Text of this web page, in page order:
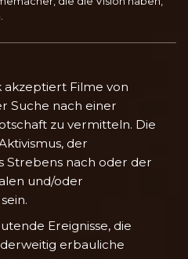
akzeptiert Filme von
Suche nach einer
zu vermitteln. Die
der
Strebens nach oder der
und/oder
Ereignisse, die
erbauliche